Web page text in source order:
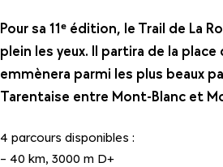
Pour sa 11ᵉ édition, le Trail de La
plein les yeux. Il partira de la
emmènera parmi les plus beaux
Tarentaise entre Mont-Blanc et
4 parcours disponibles :
– 40 km, 3000 m D+